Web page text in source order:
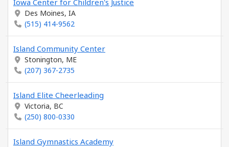
Iowa Center for Children's Justice
Des Moines, IA
(515) 414-9562
Island Community Center
Stonington, ME
(207) 367-2735
Island Elite Cheerleading
Victoria, BC
(250) 800-0330
Island Gymnastics Academy